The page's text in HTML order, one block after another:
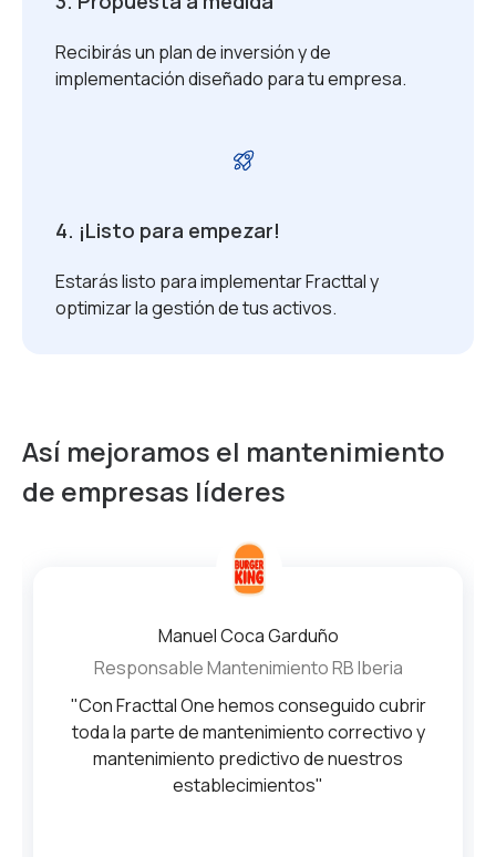
Recibirás un plan de inversión y de
implementación diseñado para tu empresa.
4. ¡Listo para empezar!
Estarás listo para implementar Fracttal y
optimizar la gestión de tus activos.
Así mejoramos el mantenimiento
de empresas líderes
Manuel Coca Garduño
Responsable Mantenimiento RB Iberia
"Con Fracttal One hemos conseguido cubrir
toda la parte de mantenimiento correctivo y
mantenimiento predictivo de nuestros
establecimientos"